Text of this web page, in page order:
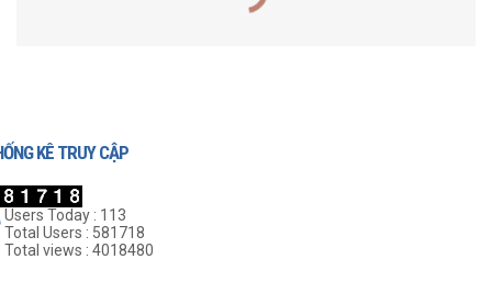
Gối UCFC 208
KÊ TRUY CẬP
Users Today : 113
Total Users : 581718
Total views : 4018480